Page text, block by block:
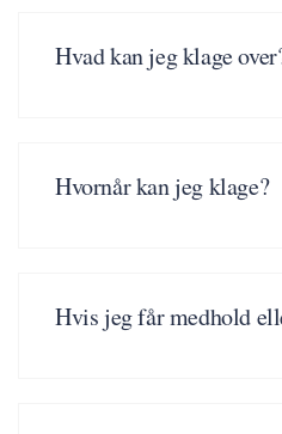
Hvad kan jeg klage
Hvornår kan jeg klage?
Hvis jeg får medhold